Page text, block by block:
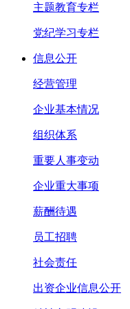
主题教育专栏
党纪学习专栏
信息公开
经营管理
企业基本情况
组织体系
重要人事变动
企业重大事项
薪酬待遇
员工招聘
社会责任
出资企业信息公开